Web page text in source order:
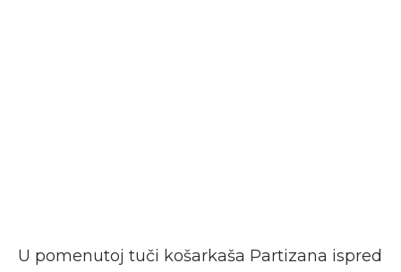
U pomenutoj tuči košarkaša Partizana ispred